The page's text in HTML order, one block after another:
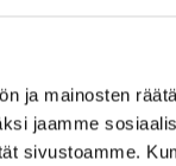
ja mainosten
jaamme
sivustoamme.